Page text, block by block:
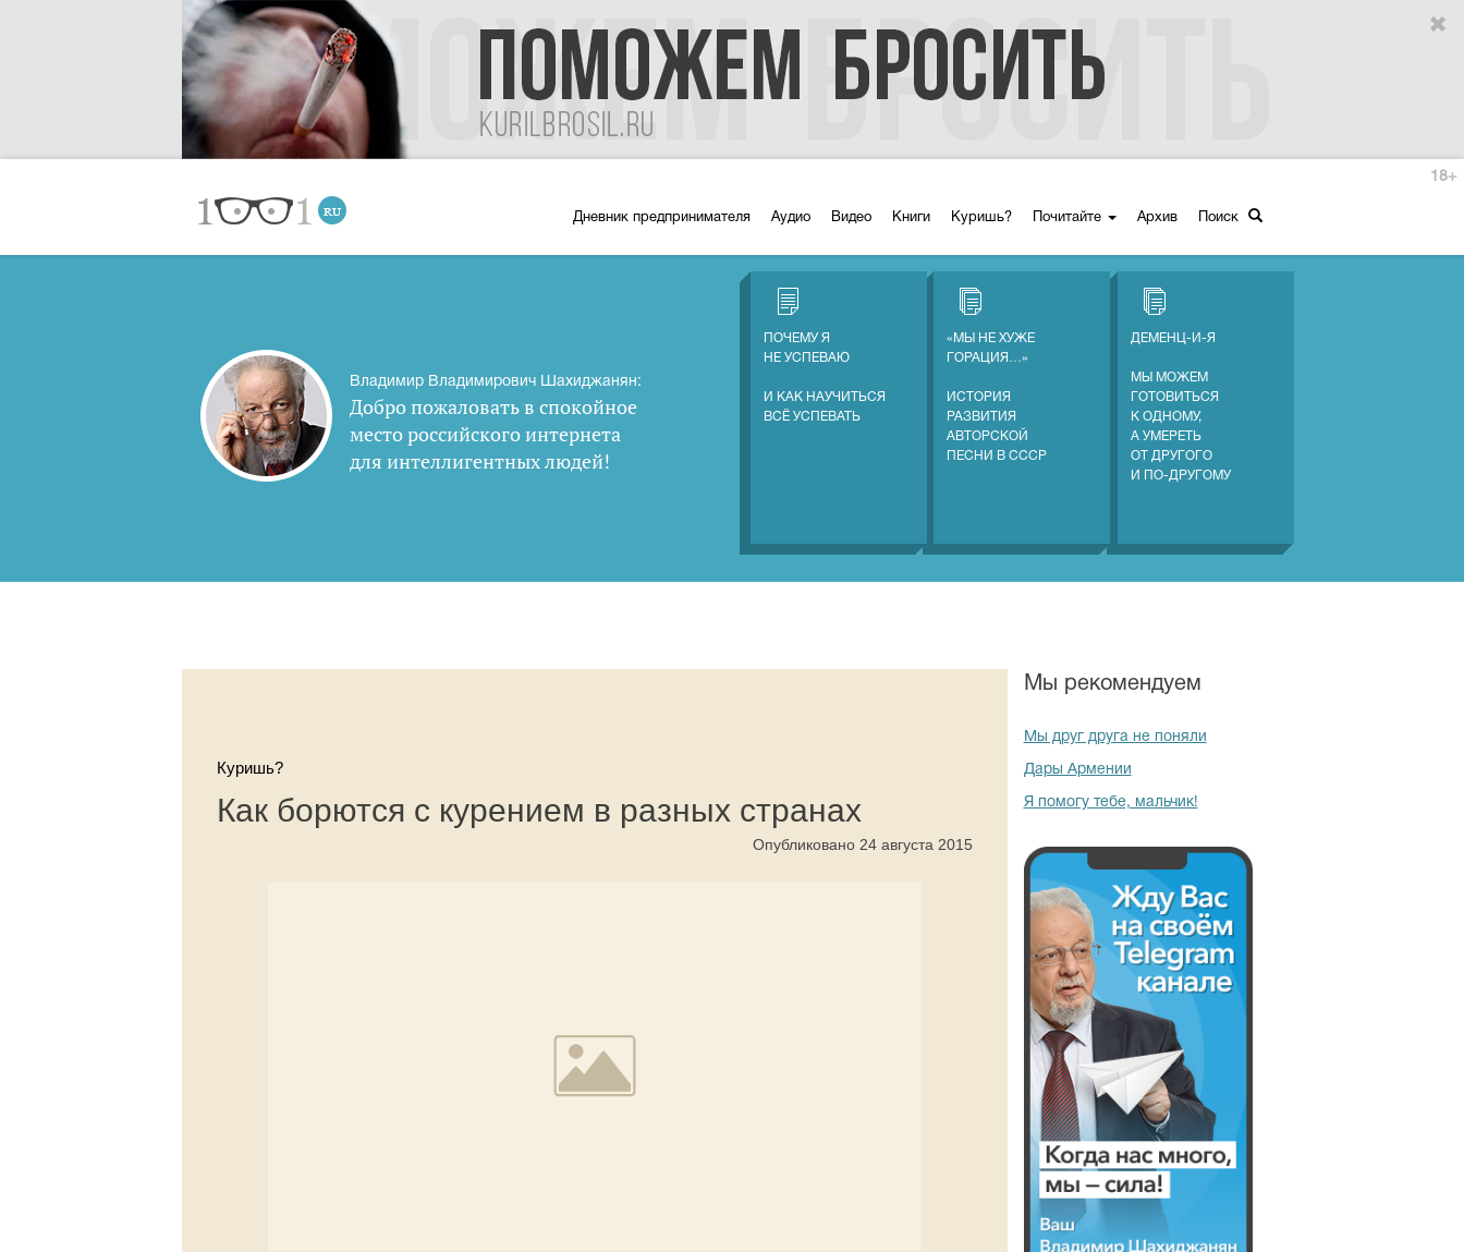
Дневник предпринимателя Аудио Видео Книги Куришь? Почитайте Архив Поиск
18+
Владимир Владимирович Шахиджанян:
Добро пожаловать в спокойное
место российского интернета
для интеллигентных людей!
ПОЧЕМУ Я
НЕ УСПЕВАЮ
И КАК НАУЧИТЬСЯ
ВСЁ УСПЕВАТЬ
«МЫ НЕ ХУЖЕ
ГОРАЦИЯ…»
ИСТОРИЯ
РАЗВИТИЯ
АВТОРСКОЙ
ПЕСНИ В СССР
ДЕМЕНЦ-И-Я
МЫ МОЖЕМ
ГОТОВИТЬСЯ
К ОДНОМУ,
А УМЕРЕТЬ
ОТ ДРУГОГО
И ПО-ДРУГОМУ
Куришь?
Как борются с курением в разных странах
Опубликовано 24 августа 2015
Мы рекомендуем
Мы друг друга не поняли
Дары Армении
Я помогу тебе, мальчик!